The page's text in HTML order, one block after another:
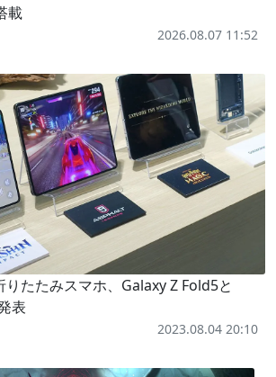
載
2026.08.07 11:52
たたみスマホ、Galaxy Z Fold5と
表
2023.08.04 20:10